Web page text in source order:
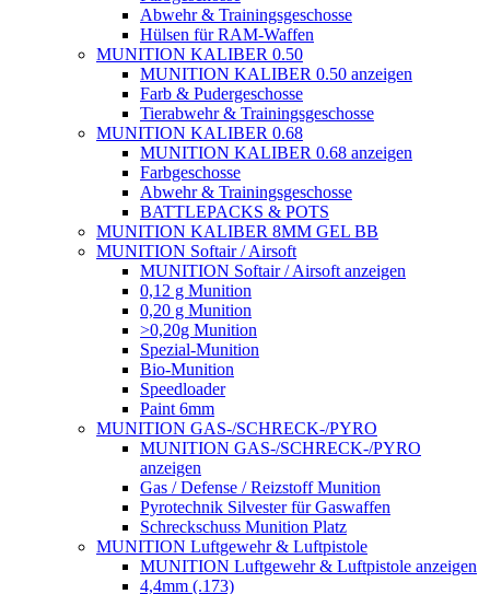
Abwehr & Trainingsgeschosse
Hülsen für RAM-Waffen
MUNITION KALIBER 0.50
MUNITION KALIBER 0.50 anzeigen
Farb & Pudergeschosse
Tierabwehr & Trainingsgeschosse
MUNITION KALIBER 0.68
MUNITION KALIBER 0.68 anzeigen
Farbgeschosse
Abwehr & Trainingsgeschosse
BATTLEPACKS & POTS
MUNITION KALIBER 8MM GEL BB
MUNITION Softair / Airsoft
MUNITION Softair / Airsoft anzeigen
0,12 g Munition
0,20 g Munition
>0,20g Munition
Spezial-Munition
Bio-Munition
Speedloader
Paint 6mm
MUNITION GAS-/SCHRECK-/PYRO
MUNITION GAS-/SCHRECK-/PYRO
anzeigen
Gas / Defense / Reizstoff Munition
Pyrotechnik Silvester für Gaswaffen
Schreckschuss Munition Platz
MUNITION Luftgewehr & Luftpistole
MUNITION Luftgewehr & Luftpistole anzeigen
4,4mm (.173)